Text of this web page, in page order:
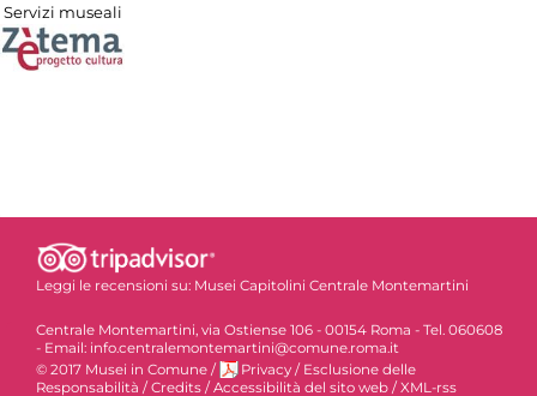
Servizi museali
Leggi le recensioni su: Musei Capitolini Centrale Montemartini
Centrale Montemartini, via Ostiense 106 - 00154 Roma - Tel. 060608
- Email: info.centralemontemartini@comune.roma.it
© 2017 Musei in Comune / Privacy / Esclusione delle
Responsabilità / Credits / Accessibilità del sito web / XML-rss